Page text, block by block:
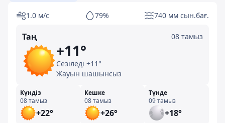
1.0 м/с 79% 740 мм сын.бағ.
Таң 08 тамыз
+11°
Сезіледі +11°
Жауын шашынсыз
Күндіз
08 тамыз
+22°
Кешке
08 тамыз
+26°
Түнде
09 тамыз
+18°